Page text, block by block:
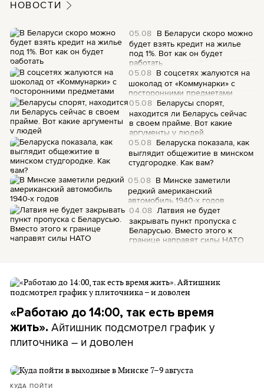
НОВОСТИ
05.08 В Беларуси скоро можно
будет взять кредит на жилье
под 1%. Вот как он будет
работать
05.08 В соцсетях жалуются на
шоколад от «Коммунарки» с
посторонними предметами
05.08 Беларусы спорят,
находится ли Беларусь сейчас
в своем прайме. Вот какие
аргументы у людей
05.08 Беларуска показала, как
выглядит общежитие в минском
студгородке. Как вам?
05.08 В Минске заметили
редкий американский
автомобиль 1940-х годов
04.08 Латвия не будет
закрывать пункт пропуска с
Беларусью. Вместо этого к
границе направят силы НАТО
«Работаю до 14:00, так есть время
жить». Айтишник подсмотрел график у
плиточника – и доволен
КУДА ПОЙТИ